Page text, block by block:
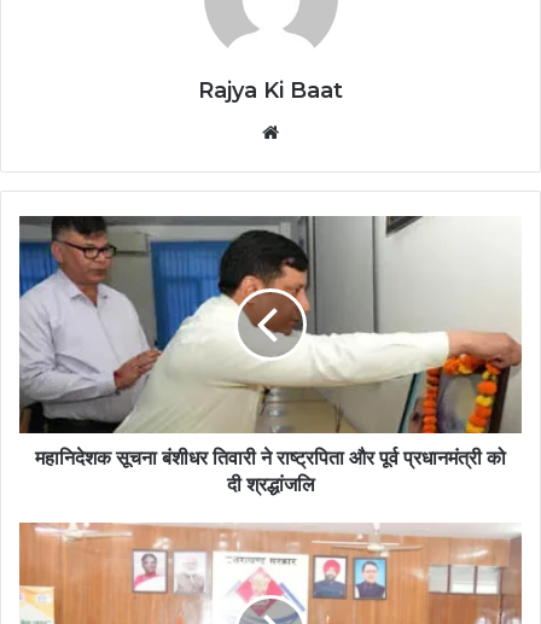
Rajya Ki Baat
महानिदेशक सूचना बंशीधर तिवारी ने राष्ट्रपिता और पूर्व प्रधानमंत्री को
दी श्रद्धांजलि